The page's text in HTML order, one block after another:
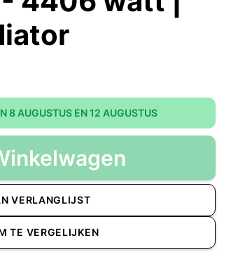
8 AUGUSTUS EN 12 AUGUSTUS
VERLANGLIJST
TE VERGELIJKEN